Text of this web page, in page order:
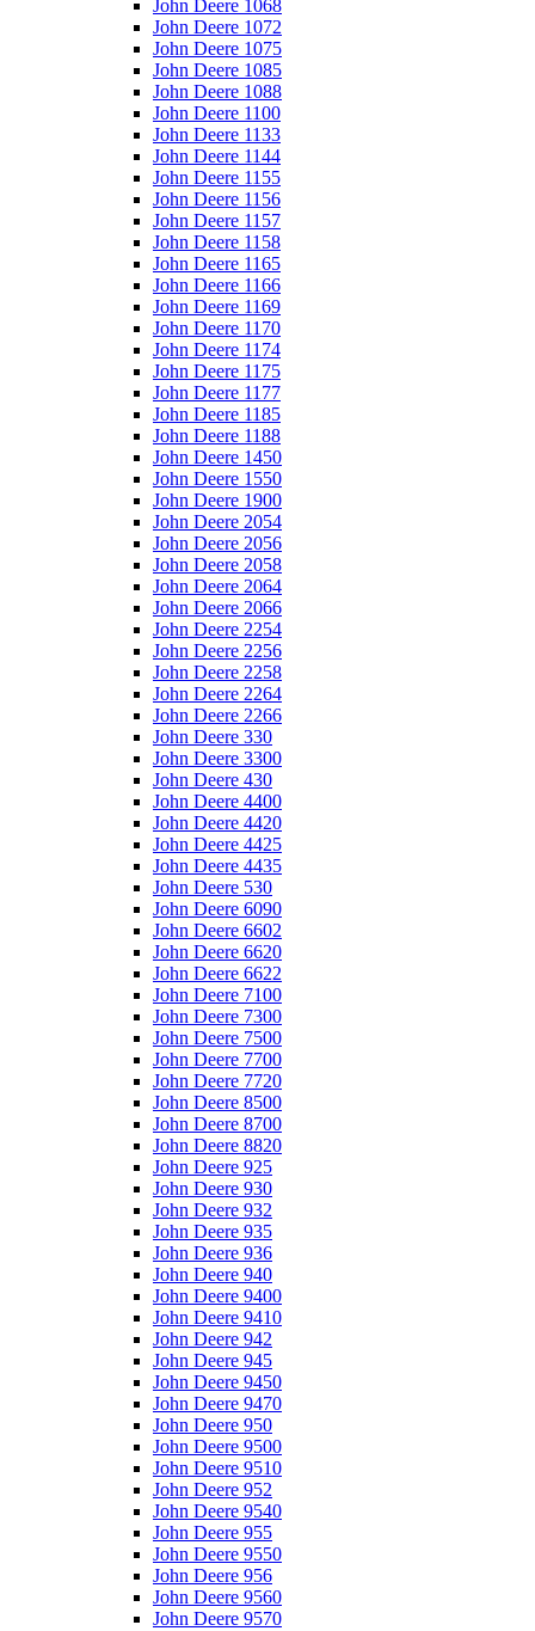
John Deere 1068
John Deere 1072
John Deere 1075
John Deere 1085
John Deere 1088
John Deere 1100
John Deere 1133
John Deere 1144
John Deere 1155
John Deere 1156
John Deere 1157
John Deere 1158
John Deere 1165
John Deere 1166
John Deere 1169
John Deere 1170
John Deere 1174
John Deere 1175
John Deere 1177
John Deere 1185
John Deere 1188
John Deere 1450
John Deere 1550
John Deere 1900
John Deere 2054
John Deere 2056
John Deere 2058
John Deere 2064
John Deere 2066
John Deere 2254
John Deere 2256
John Deere 2258
John Deere 2264
John Deere 2266
John Deere 330
John Deere 3300
John Deere 430
John Deere 4400
John Deere 4420
John Deere 4425
John Deere 4435
John Deere 530
John Deere 6090
John Deere 6602
John Deere 6620
John Deere 6622
John Deere 7100
John Deere 7300
John Deere 7500
John Deere 7700
John Deere 7720
John Deere 8500
John Deere 8700
John Deere 8820
John Deere 925
John Deere 930
John Deere 932
John Deere 935
John Deere 936
John Deere 940
John Deere 9400
John Deere 9410
John Deere 942
John Deere 945
John Deere 9450
John Deere 9470
John Deere 950
John Deere 9500
John Deere 9510
John Deere 952
John Deere 9540
John Deere 955
John Deere 9550
John Deere 956
John Deere 9560
John Deere 9570